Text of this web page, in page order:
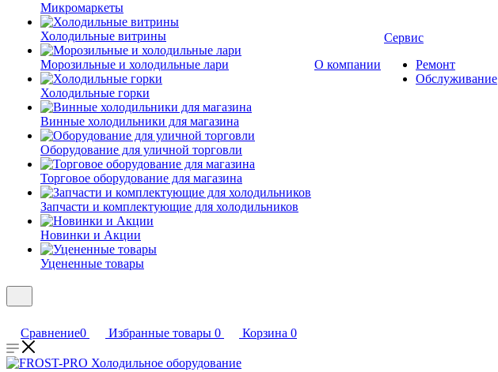
Микромаркеты
Холодильные витрины
Морозильные и холодильные лари
Холодильные горки
Винные холодильники для магазина
Оборудование для уличной торговли
Торговое оборудование для магазина
Запчасти и комплектующие для холодильников
Новинки и Акции
Уцененные товары
О компании
Сервис
Ремонт
Обслуживание
Сравнение0 Избранные товары 0 Корзина 0